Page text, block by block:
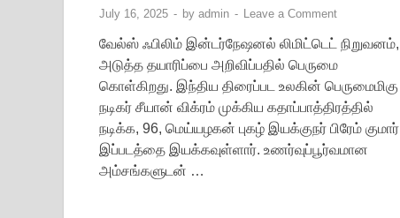
July 16, 2025 - by admin - Leave a Comment
வேல்ஸ் ஃபிலிம் இன்டர்நேஷனல் லிமிட்டெட் நிறுவனம்,
அடுத்த தயாரிப்பை அறிவிப்பதில் பெருமை
கொள்கிறது. இந்திய திரைப்பட உலகின் பெருமைமிகு
நடிகர் சீயான் விக்ரம் முக்கிய கதாப்பாத்திரத்தில்
நடிக்க, 96, மெய்யழகன் புகழ் இயக்குநர் பிரேம் குமார்
இப்படத்தை இயக்கவுள்ளார். உணர்வுப்பூர்வமான
அம்சங்களுடன் …